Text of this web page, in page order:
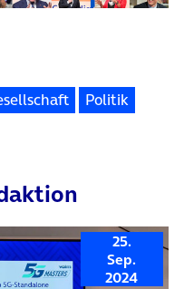
Politik
25.
Sep.
2024